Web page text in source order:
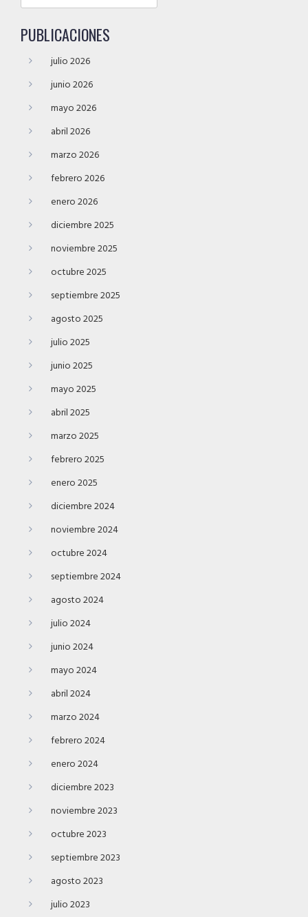
PUBLICACIONES
julio 2026
junio 2026
mayo 2026
abril 2026
marzo 2026
febrero 2026
enero 2026
diciembre 2025
noviembre 2025
octubre 2025
septiembre 2025
agosto 2025
julio 2025
junio 2025
mayo 2025
abril 2025
marzo 2025
febrero 2025
enero 2025
diciembre 2024
noviembre 2024
octubre 2024
septiembre 2024
agosto 2024
julio 2024
junio 2024
mayo 2024
abril 2024
marzo 2024
febrero 2024
enero 2024
diciembre 2023
noviembre 2023
octubre 2023
septiembre 2023
agosto 2023
julio 2023